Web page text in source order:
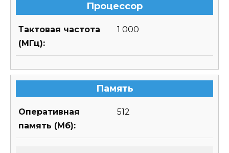
Процессор
Тактовая частота
(МГц):
1 000
Память
Оперативная
память (Мб):
512